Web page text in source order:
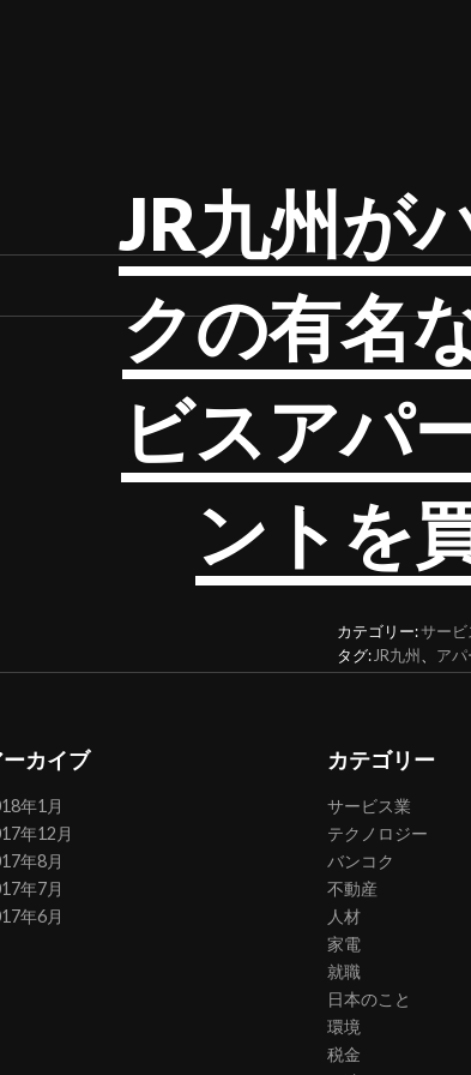
JR九州が
クの有名
ビスアパ
ントを
カテゴリー:サービ
タグ:JR九州 、 アパ
ーカイブ
年1月
年12月
年8月
年7月
年6月
カテゴリー
サービス業
テクノロジー
バンコク
不動産
人材
家電
就職
日本のこと
環境
税金